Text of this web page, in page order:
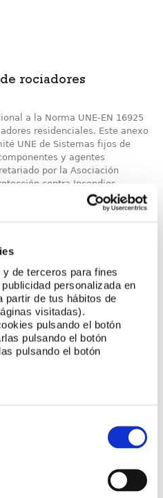
de terceros para fines
personalizada en
partir de tus hábitos de
visitadas).
pulsando el botón
pulsando el botón
pulsando el botón
rociadores
a la Norma UNE-EN 16925
residenciales. Este anexo
UNE de Sistemas fijos de
y agentes
por la Asociación
contra Incendios
de forma conjunta con la
anexo incluye una serie de
una serie de